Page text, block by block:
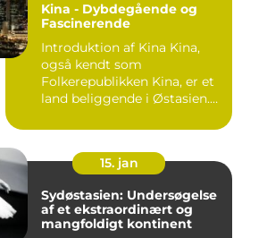
Kina - Dybdegående og
Fascinerende
Introduktion af Kina Kina,
også kendt som
Folkerepublikken Kina, er et
land beliggende i Østasien.
15. jan
Sydøstasien: Undersøgelse
af et ekstraordinært og
mangfoldigt kontinent